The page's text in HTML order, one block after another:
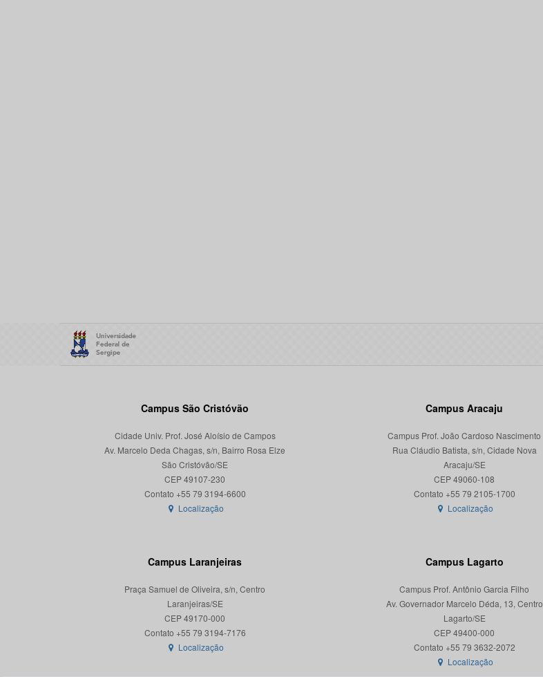
Campus São Cristóvão
Cidade Univ. Prof. José Aloísio de Campos
Av. Marcelo Deda Chagas, s/n, Bairro Rosa Elze
São Cristóvão/SE
CEP 49107-230
Localização
Campus Aracaju
Campus Prof. João Cardoso Nascimento
Rua Cláudio Batista, s/n, Cidade Nova
Aracaju/SE
CEP 49060-108
Localização
Campus Laranjeiras
Praça Samuel de Oliveira, s/n, Centro
Laranjeiras/SE
CEP 49170-000
Localização
Campus Lagarto
Campus Prof. Antônio Garcia Filho
Av. Governador Marcelo Déda, 13, Centro
Lagarto/SE
CEP 49400-000
Localização